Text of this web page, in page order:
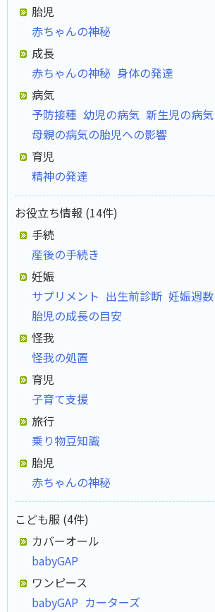
胎児
赤ちゃんの神秘
成長
赤ちゃんの神秘 身体の発達
病気
予防接種 幼児の病気 新生児の病気
母親の病気の胎児への影響
育児
精神の発達
お役立ち情報 (14件)
手続
産後の手続き
妊娠
サプリメント 出生前診断 妊娠週数
胎児の成長の目安
怪我
怪我の処置
育児
子育て支援
旅行
乗り物豆知識
胎児
赤ちゃんの神秘
こども服 (4件)
カバーオール
babyGAP
ワンピース
babyGAP カーターズ